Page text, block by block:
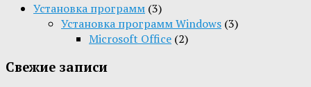
Установка программ (3)
Установка программ Windows (3)
Microsoft Office (2)
Свежие записи